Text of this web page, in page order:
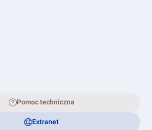
Pomoc techniczna
Extranet